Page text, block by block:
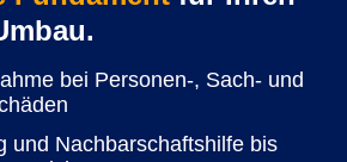
bei Personen-, Sach- und
und Nachbarschaftshilfe bis